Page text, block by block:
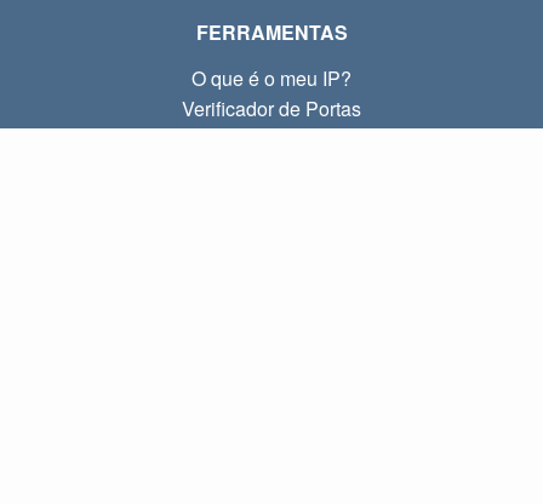
FERRAMENTAS
O que é o meu IP?
Verificador de Portas